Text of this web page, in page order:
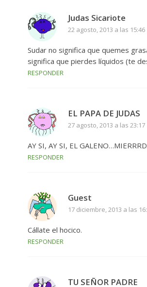
Judas Sicariote
22 agosto, 2013 a las 15:46
Sudar no significa que quemes
significa que pierdes líquidos (te
RESPONDER
EL PAPA DE JUDAS
27 agosto, 2013 a las 23:17
AY SI, AY SI, EL
RESPONDER
Guest
17 diciembre, 2013 a las
Cállate el hocico.
RESPONDER
TU SEÑOR PADRE